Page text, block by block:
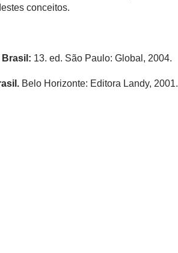
conceitos.
13. ed. São Paulo: Global, 2004.
Belo Horizonte: Editora Landy, 2001.